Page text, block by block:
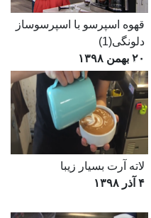
3,682
قهوه اسپرسو با اسپرسوساز
دلونگی(1)
۲۰ بهمن ۱۳۹۸
لاته آرت بسیار زیبا
۴ آذر ۱۳۹۸